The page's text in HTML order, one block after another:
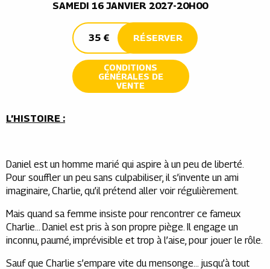
SAMEDI 16 JANVIER 2027-20H00
35 € RÉSERVER
CONDITIONS
GÉNÉRALES DE
VENTE
L’HISTOIRE :
Daniel est un homme marié qui aspire à un peu de liberté.
Pour souffler un peu sans culpabiliser, il s’invente un ami
imaginaire, Charlie, qu’il prétend aller voir régulièrement.
Mais quand sa femme insiste pour rencontrer ce fameux
Charlie… Daniel est pris à son propre piège. Il engage un
inconnu, paumé, imprévisible et trop à l’aise, pour jouer le rôle.
Sauf que Charlie s’empare vite du mensonge… jusqu’à tout